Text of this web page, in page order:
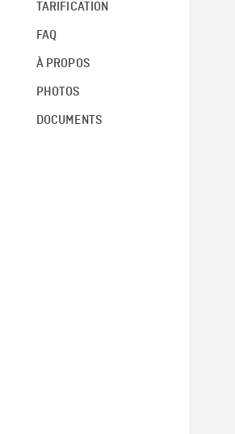
TARIFICATION
FAQ
À PROPOS
PHOTOS
DOCUMENTS